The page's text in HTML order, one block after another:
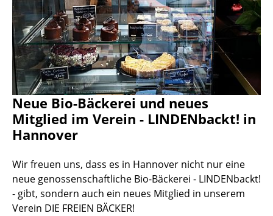
Neue Bio-Bäckerei und neues
Mitglied im Verein - LINDENbackt! in
Hannover
Wir freuen uns, dass es in Hannover nicht nur eine
neue genossenschaftliche Bio-Bäckerei - LINDENbackt!
- gibt, sondern auch ein neues Mitglied in unserem
Verein DIE FREIEN BÄCKER!